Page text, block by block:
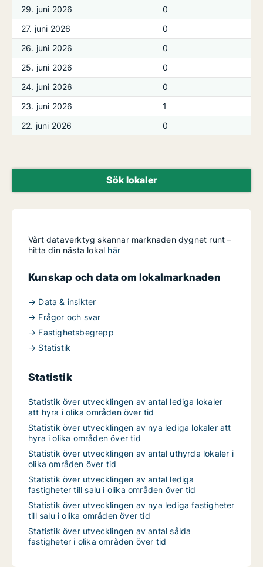
29. juni 2026
0
27. juni 2026
0
26. juni 2026
0
25. juni 2026
0
24. juni 2026
0
23. juni 2026
1
22. juni 2026
0
Sök lokaler
Vårt dataverktyg skannar marknaden dygnet runt –
hitta din nästa lokal här
Kunskap och data om lokalmarknaden
→ Data & insikter
→ Frågor och svar
→ Fastighetsbegrepp
→ Statistik
Statistik
Statistik över utvecklingen av antal lediga lokaler
att hyra i olika områden över tid
Statistik över utvecklingen av nya lediga lokaler att
hyra i olika områden över tid
Statistik över utvecklingen av antal uthyrda lokaler i
olika områden över tid
Statistik över utvecklingen av antal lediga
fastigheter till salu i olika områden över tid
Statistik över utvecklingen av nya lediga fastigheter
till salu i olika områden över tid
Statistik över utvecklingen av antal sålda
fastigheter i olika områden över tid